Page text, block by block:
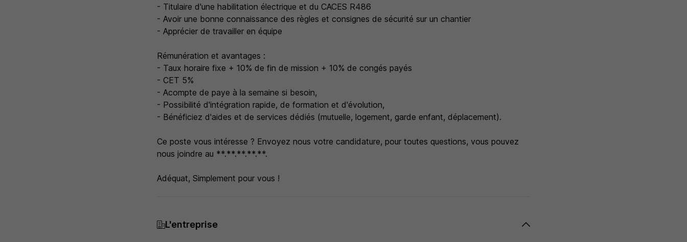
- Titulaire d'une habilitation électrique et du CACES R486
- Avoir une bonne connaissance des règles et consignes de sécurité sur un chantier
- Apprécier de travailler en équipe
Rémunération et avantages :
- Taux horaire fixe + 10% de fin de mission + 10% de congés payés
- CET 5%
- Acompte de paye à la semaine si besoin,
- Possibilité d'intégration rapide, de formation et d'évolution,
- Bénéficiez d'aides et de services dédiés (mutuelle, logement, garde enfant, déplacement).
Ce poste vous intéresse ? Envoyez nous votre candidature, pour toutes questions, vous pouvez
nous joindre au **.**.**.**.**.
Adéquat, Simplement pour vous !
L'entreprise